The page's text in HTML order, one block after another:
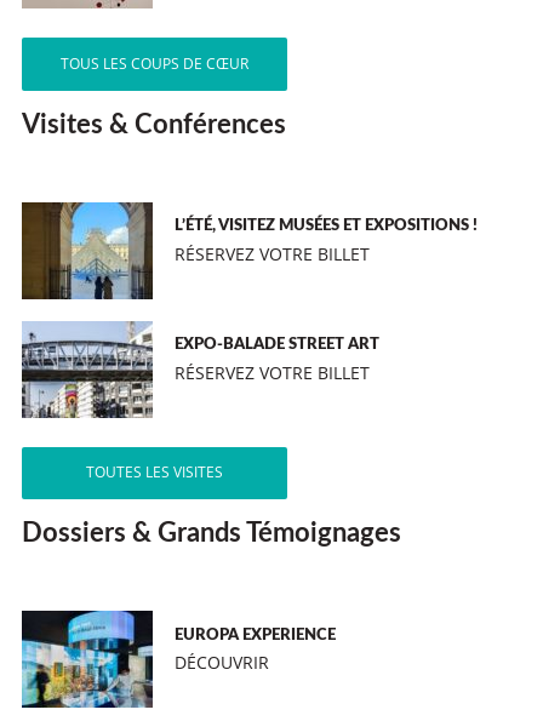
TOUS LES COUPS DE CŒUR
Visites & Conférences
L’ÉTÉ, VISITEZ MUSÉES ET EXPOSITIONS !
RÉSERVEZ VOTRE BILLET
EXPO-BALADE STREET ART
RÉSERVEZ VOTRE BILLET
TOUTES LES VISITES
Dossiers & Grands Témoignages
EUROPA EXPERIENCE
DÉCOUVRIR